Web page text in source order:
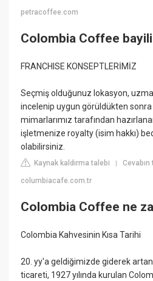
petracoffee.com
Colombia Coffee
FRANCHISE KONSEPTLERİMİZ
Seçmiş olduğunuz lokasyon,
incelenip uygun görüldükten
mimarlarımız tarafından
işletmenize royalty (isim hakkı)
olabilirsiniz.
Kaynak kaldırma talebi |Cevabın
columbiacafe.com.tr
Colombia Coffee ne
Colombia Kahvesinin Kısa Tarihi
20. yy'a geldiğimizde giderek
ticareti, 1927 yılında kurulan